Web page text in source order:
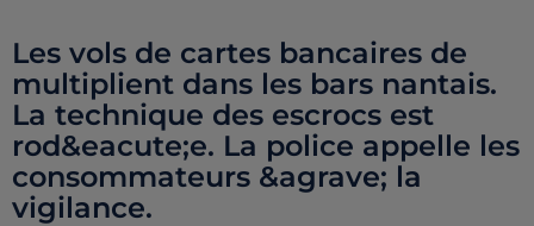
Les vols de cartes bancaires de
multiplient dans les bars nantais.
La technique des escrocs est
rod&eacute;e. La police appelle les
consommateurs &agrave; la
vigilance.